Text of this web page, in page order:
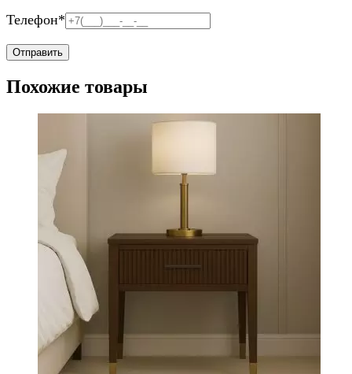
Телефон*
Похожие товары